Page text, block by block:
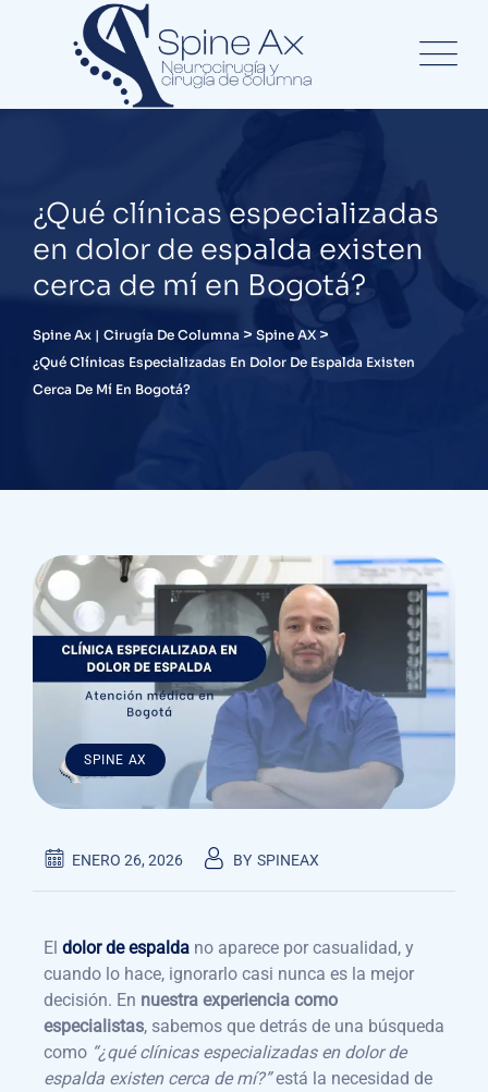
¿Qué clínicas especializadas
en dolor de espalda existen
cerca de mí en Bogotá?
Spine Ax | Cirugía De Columna > Spine AX>
¿Qué Clínicas Especializadas En Dolor De Espalda Existen
Cerca De Mí En Bogotá?
SPINE AX
ENERO 26, 2026 BY SPINEAX
El dolor de espalda no aparece por casualidad, y
cuando lo hace, ignorarlo casi nunca es la mejor
decisión. En nuestra experiencia como
especialistas, sabemos que detrás de una búsqueda
como “¿qué clínicas especializadas en dolor de
espalda existen cerca de mí?”está la necesidad de